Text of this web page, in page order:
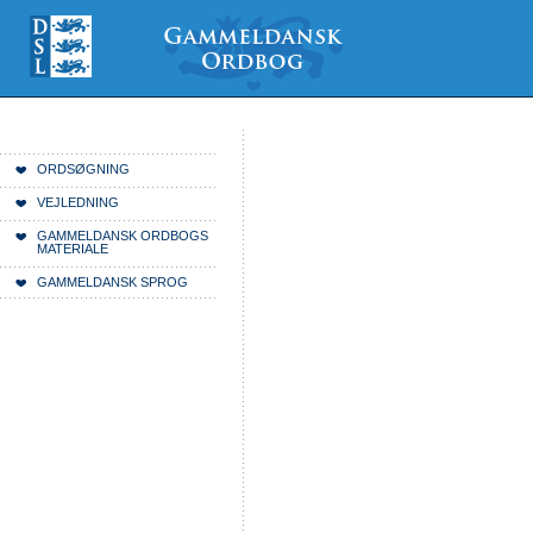
indhold
Videre
værktøjer
ORDSØGNING
VEJLEDNING
GAMMELDANSK ORDBOGS
MATERIALE
GAMMELDANSK SPROG